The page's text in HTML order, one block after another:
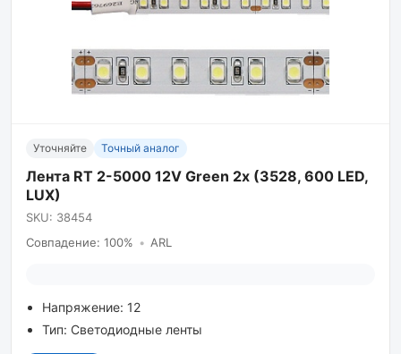
Уточняйте Точный аналог
Лента RT 2-5000 12V Green 2x (3528, 600 LED,
LUX)
SKU: 38454
Совпадение: 100% • ARL
Напряжение: 12
Тип: Светодиодные ленты